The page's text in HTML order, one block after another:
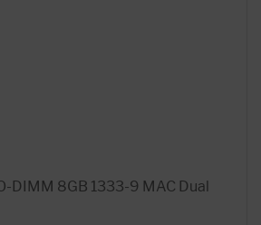
DIMM 8GB 1333-9 MAC Dual